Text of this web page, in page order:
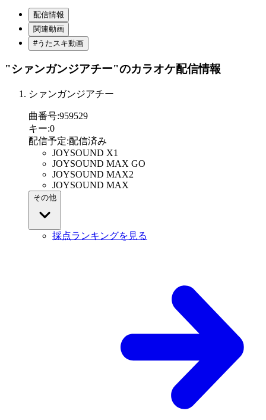
配信情報
関連動画
#うたスキ動画
"シァンガンジアチー"のカラオケ配信情報
シァンガンジアチー
曲番号:959529
キー:0
配信予定:配信済み
JOYSOUND X1
JOYSOUND MAX GO
JOYSOUND MAX2
JOYSOUND MAX
その他
採点ランキングを見る